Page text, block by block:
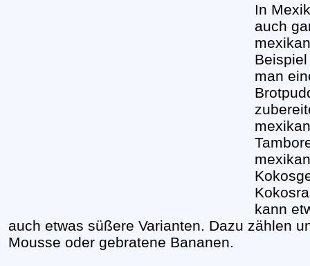
In
auch
man
kann
auch etwas süßere Varianten. Dazu zählen
Mousse oder gebratene Bananen.